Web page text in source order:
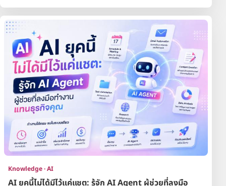
Knowledge · AI
AI ยุคนี้ไม่ได้มีไว้แค่แชต: รู้จัก AI Agent ผู้ช่วยที่ลงมือ